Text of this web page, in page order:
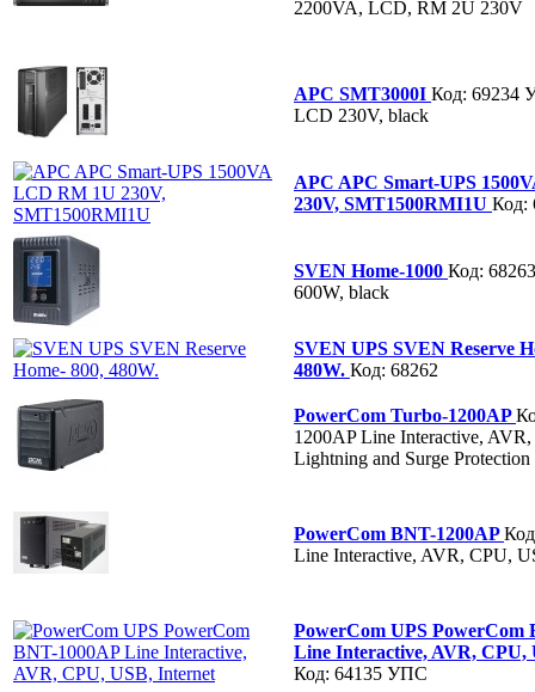
2200VA, LCD, RM 2U 230V
APC SMT3000I Код: 69234
LCD 230V, black
APC APC Smart-UPS
230V, SMT1500RMI1U Код:
SVEN Home-1000 Код: 68263
600W, black
SVEN UPS SVEN Reserve
480W. Код: 68262
PowerCom Turbo-1200AP
1200AP Line Interactive,
Lightning and Surge Protection
PowerCom BNT-1200AP
Line Interactive, AVR, CPU,
PowerCom UPS PowerCom
Line Interactive, AVR, CPU,
Код: 64135 УПС